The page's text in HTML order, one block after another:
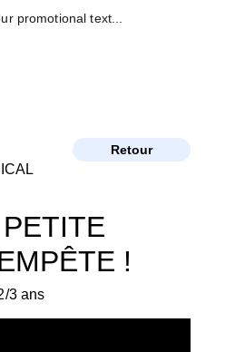
promotional text...
!
Retour
3 ans